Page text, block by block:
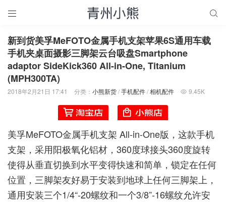
 
新到货美孚MeFOTO金属手机支架苹果6S通用车载
手机夹桌面摄影三脚架云台吸盘Smartphone
adaptor SideKick360 All-in-One, Titanium
(MPH300TA)
2018年2月21日 17:41 分类： 小熊新货/手机配件/相机配件  9.45K
美孚MeFOTO金属手机支架 All-in-One版，这款手机
支架，采用阳极氧化铝材，360度球接头360度旋转
使得从垂直切换到水平变得快速和简单，锁定在任何
位置，三脚架友好易于安装到地球上任何三脚架上，
通用安装三个1/4“-20螺纹和一个3/8”-16螺纹允许安